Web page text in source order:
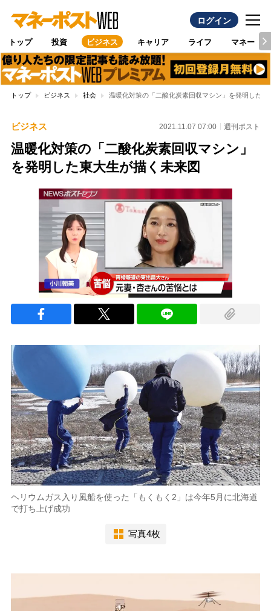
ログイン
トップ 投資 ビジネス キャリア ライフ マネー
トップ ビジネス 社会 温暖化対策の「二酸化炭素回収マシン」を発明した東
ビジネス 2021.11.07 07:00 週刊ポスト
温暖化対策の「二酸化炭素回収マシン」
を発明した東大生が描く未来図
ヘリウムガス入り風船を使った「もくもく2」は今年5月に北海道
で打ち上げ成功
写真4枚